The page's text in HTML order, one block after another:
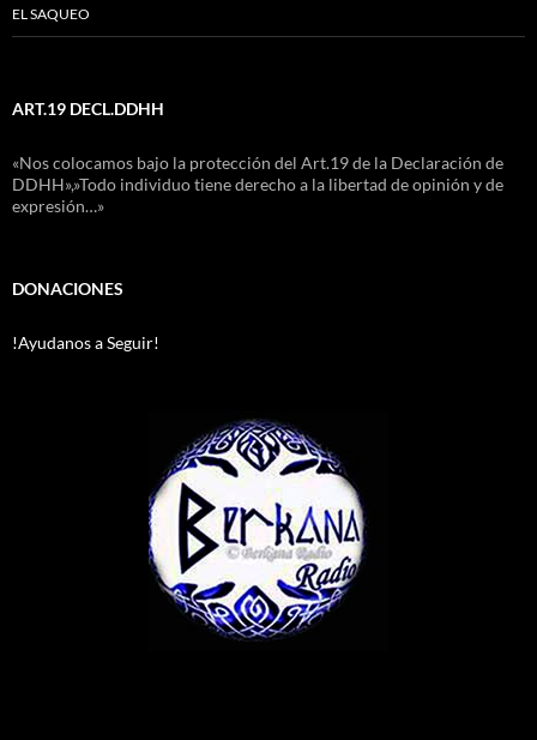
EL SAQUEO
ART.19 DECL.DDHH
«Nos colocamos bajo la protección del Art.19 de la Declaración de
DDHH»,»Todo individuo tiene derecho a la libertad de opinión y de
expresión…»
DONACIONES
!Ayudanos a Seguir!